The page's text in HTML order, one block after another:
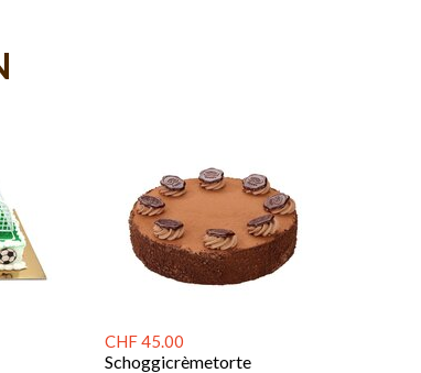
CHF 45.00
Schoggicrèmetorte